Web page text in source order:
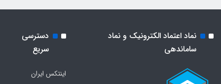
نماد اعتماد الکترونیک و نماد
ساماندهی
دسترسی
سریع
اینتکس ایران